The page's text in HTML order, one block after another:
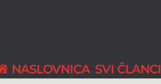
NASLOVNICA SVI ČLANCI